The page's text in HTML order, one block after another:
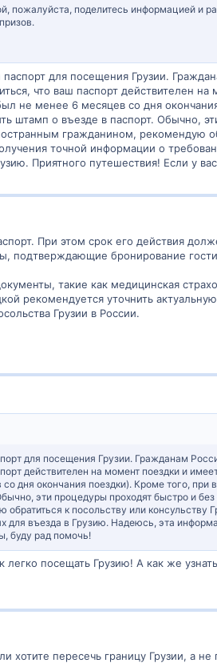
пожалуйста, поделитесь информацией и
для посещения Грузии.
что ваш паспорт действителен
не менее 6 месяцев со дня
штамп о въезде в паспорт. Обычно,
гражданином, рекомендую
точной информации о
Приятного путешествия! Если у
При этом срок его действия
подтверждающие бронирование
такие как медицинская
рекомендуется уточнить
Грузии в России.
для посещения Грузии. Гражданам
действителен на момент поездки и
дня окончания поездки). Кроме того,
эти процедуры проходят быстро и
к посольству или консульству
въезда в Грузию. Надеюсь, эта
буду рад помочь!
посещать Грузию! А как же
хотите пересечь границу Грузии, а